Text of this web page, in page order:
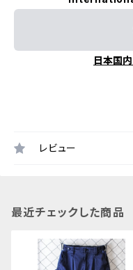
日本国
レビュー
最近チェックした商品